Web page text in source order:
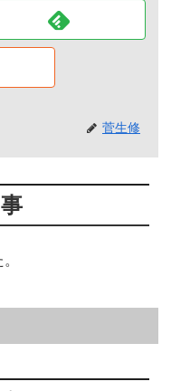
菅生修